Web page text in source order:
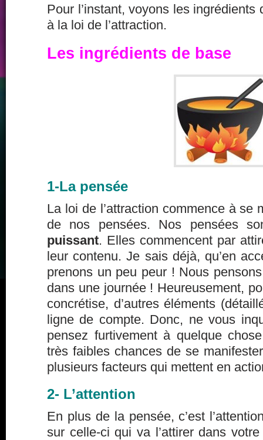
Pour l’instant, voyons les
à la loi de l’attraction.
Les ingrédients de base
1-La pensée
La loi de l’attraction commence à se
de nos pensées. Nos pensées
puissant. Elles commencent par
leur contenu. Je sais déjà, qu’en
prenons un peu peur ! Nous
dans une journée ! Heureusement,
concrétise, d’autres éléments
ligne de compte. Donc, ne vous
pensez furtivement à quelque
très faibles chances de se
plusieurs facteurs qui mettent en
2- L’attention
En plus de la pensée, c’est
sur celle-ci qui va l’attirer dans